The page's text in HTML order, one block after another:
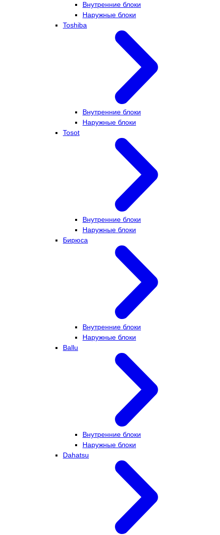
Внутренние блоки
Наружные блоки
Toshiba
Внутренние блоки
Наружные блоки
Tosot
Внутренние блоки
Наружные блоки
Бирюса
Внутренние блоки
Наружные блоки
Ballu
Внутренние блоки
Наружные блоки
Dahatsu